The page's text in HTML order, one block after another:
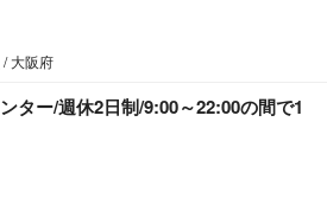
大阪府
ター/週休2日制/9:00～22:00の間で1